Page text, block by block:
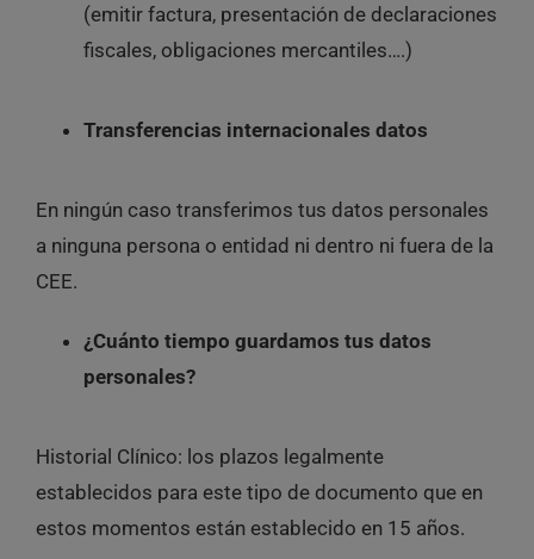
(emitir factura, presentación de declaraciones
fiscales, obligaciones mercantiles….)
Transferencias internacionales datos
En ningún caso transferimos tus datos personales
a ninguna persona o entidad ni dentro ni fuera de la
CEE.
¿Cuánto tiempo guardamos tus datos
personales?
Historial Clínico: los plazos legalmente
establecidos para este tipo de documento que en
estos momentos están establecido en 15 años.